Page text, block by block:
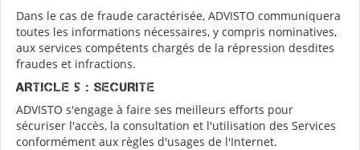
Dans le cas de fraude caractérisée, ADVISTO communiquera
toutes les informations nécessaires, y compris nominatives,
aux services compétents chargés de la répression desdites
fraudes et infractions.
ARTICLE 5 : SECURITE
ADVISTO s'engage à faire ses meilleurs efforts pour
sécuriser l'accès, la consultation et l'utilisation des Services
conformément aux règles d'usages de l'Internet.